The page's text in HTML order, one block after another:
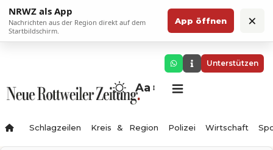
NRWZ als App
Nachrichten aus der Region direkt auf dem
Startbildschirm.
App öffnen ×
Unterstützen
Aa
Schlagzeilen Kreis & Region Polizei Wirtschaft